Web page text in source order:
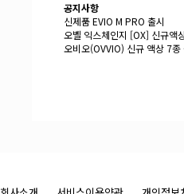
공지사항
신제품 EVIO M PRO 출시
오벨 익스체인지 [OX] 신규액
오비오(OVVIO) 신규 액상 7종